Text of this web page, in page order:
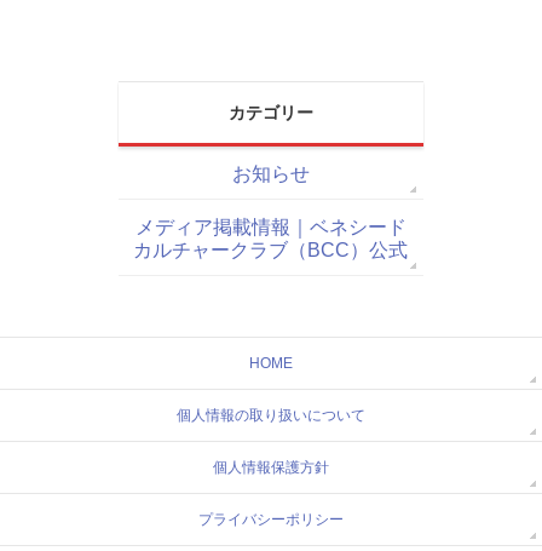
カテゴリー
お知らせ
メディア掲載情報｜ベネシード
カルチャークラブ（BCC）公式
HOME
個人情報の取り扱いについて
個人情報保護方針
プライバシーポリシー